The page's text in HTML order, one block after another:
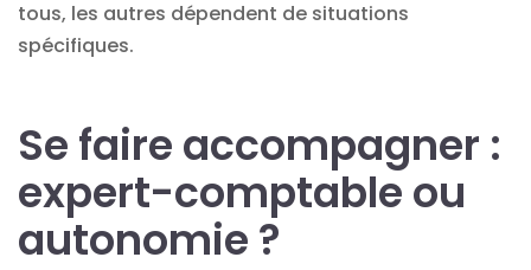
tous, les autres dépendent de situations
spécifiques.
Se faire accompagner :
expert-comptable ou
autonomie ?